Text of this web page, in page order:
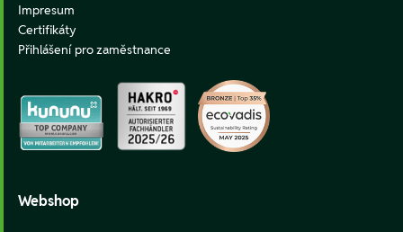
Impresum
Certifikáty
Přihlášení pro zaměstnance
Webshop